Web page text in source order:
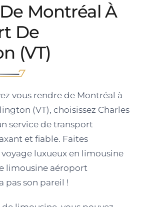
Montréal À
De
(VT)
vous rendre de Montréal à
(VT), choisissez Charles
service de transport
et fiable. Faites
voyage luxueux en limousine
limousine aéroport
pas son pareil !